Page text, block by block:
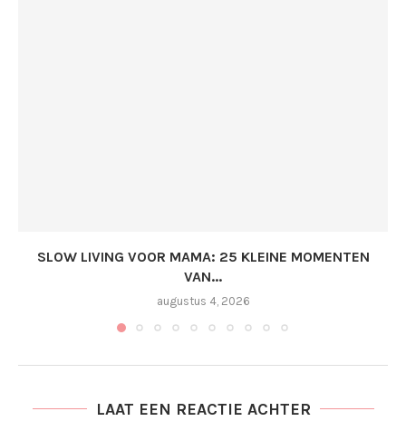
SLOW LIVING VOOR MAMA: 25 KLEINE MOMENTEN
VAN...
augustus 4, 2026
LAAT EEN REACTIE ACHTER